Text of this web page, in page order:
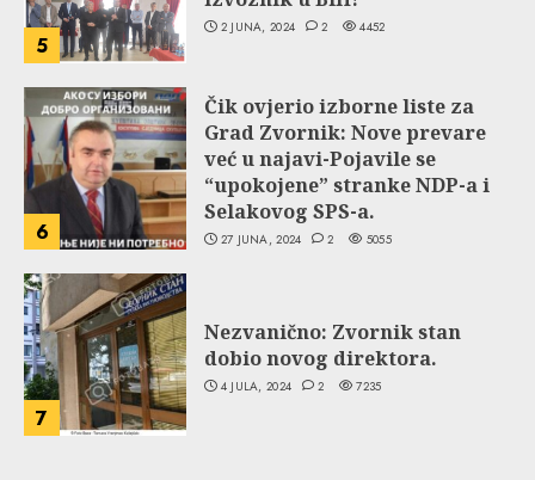
5
2 JUNA, 2024 2 4452
6
Čik ovjerio izborne liste za
Grad Zvornik: Nove prevare
već u najavi-Pojavile se
“upokojene” stranke NDP-a i
Selakovog SPS-a.
27 JUNA, 2024 2 5055
7
Nezvanično: Zvornik stan
dobio novog direktora.
4 JULA, 2024 2 7235